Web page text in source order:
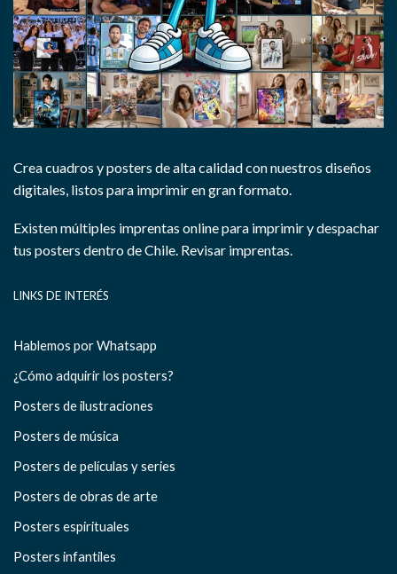
Crea cuadros y posters de alta calidad con nuestros diseños
digitales, listos para imprimir en gran formato.
Existen múltiples imprentas online para imprimir y despachar
tus posters dentro de Chile. Revisar imprentas.
LINKS DE INTERÉS
Hablemos por Whatsapp
¿Cómo adquirir los posters?
Posters de ilustraciones
Posters de música
Posters de películas y series
Posters de obras de arte
Posters espirituales
Posters infantiles